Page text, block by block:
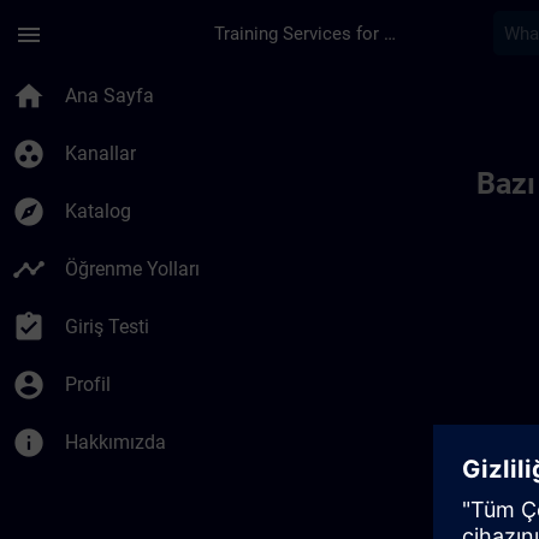
menu Training Services for Digital Industries
home Ana Sayfa
group_work Kanallar
explore Katalog
timeline Öğrenme Yolları
assignment_turned_in Giriş Testi
account_circle Profil
info Hakkımızda